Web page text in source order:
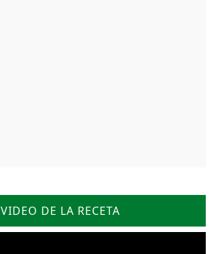
VIDEO DE LA RECETA